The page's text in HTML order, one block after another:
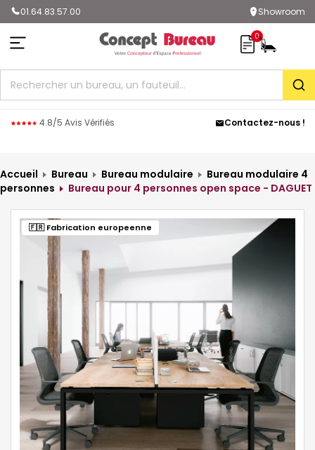
01.64.83.57.00 Showroom
0
4.8/5 Avis Vérifiés Contactez-nous !
Accueil Bureau Bureau modulaire
Bureau modulaire 4
personnes
Bureau pour 4 personnes open space - DAGUET